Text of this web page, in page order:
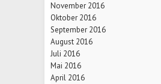
November 2016
Oktober 2016
September 2016
August 2016
Juli 2016
Mai 2016
April 2016